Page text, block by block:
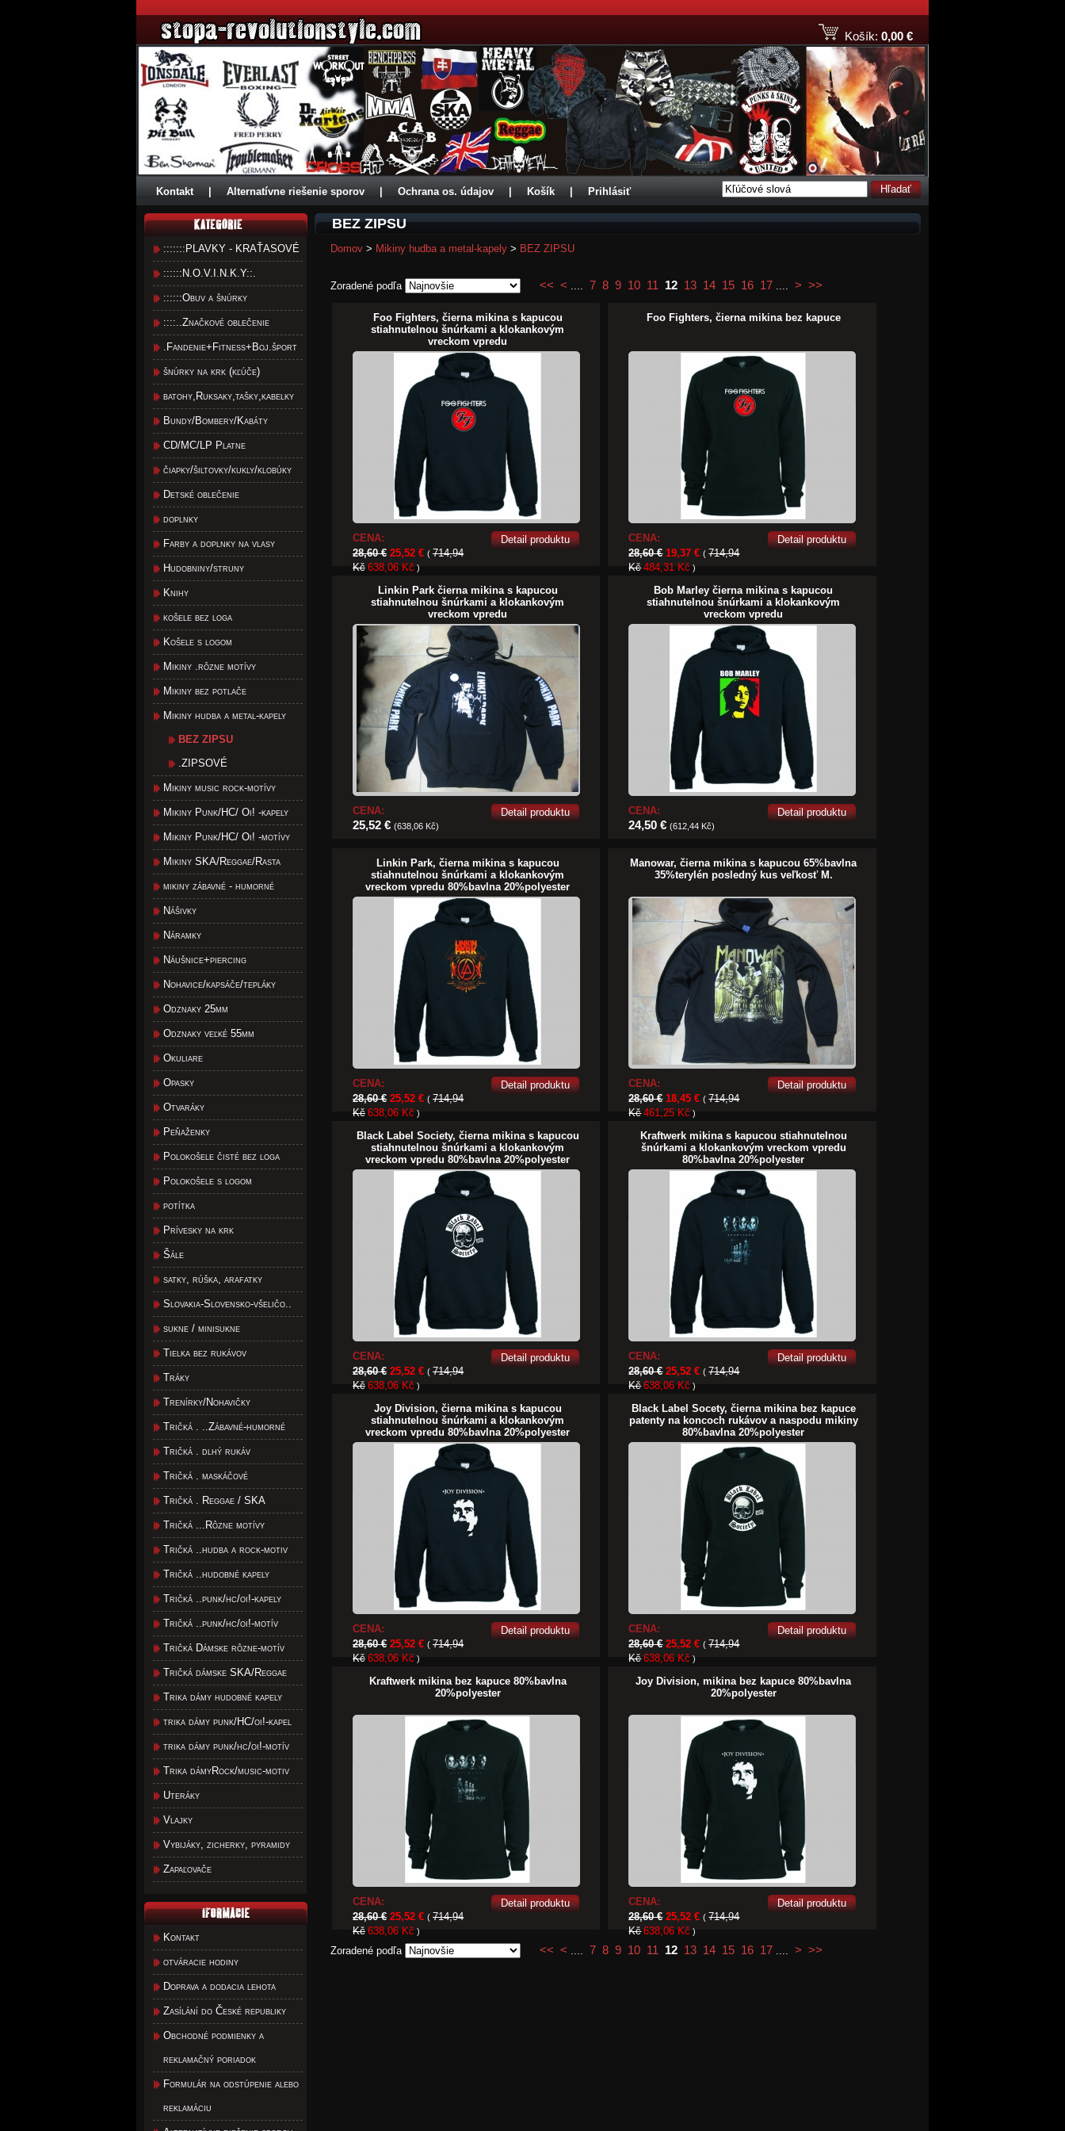
Košík: 0,00 €
Kontakt Alternatívne riešenie sporov Ochrana os. údajov Košík Prihlásiť Hľadať
:::::::PLAVKY - KRAŤASOVÉ
::::::N.O.V.I.N.K.Y::.
::::::Obuv a šnúrky
::::..Značkové oblečenie
.Fandenie+Fitness+Boj.šport
šnúrky na krk (kľúče)
batohy,Ruksaky,tašky,kabelky
Bundy/Bombery/Kabáty
CD/MC/LP Platne
čiapky/šiltovky/kukly/klobúky
Detské oblečenie
doplnky
Farby a doplnky na vlasy
Hudobniny/struny
Knihy
košele bez loga
Košele s logom
Mikiny .rôzne motívy
Mikiny bez potlače
Mikiny hudba a metal-kapely
BEZ ZIPSU
.ZIPSOVÉ
Mikiny music rock-motívy
Mikiny Punk/HC/ Oi! -kapely
Mikiny Punk/HC/ Oi! -motívy
Mikiny SKA/Reggae/Rasta
mikiny zábavné - humorné
Nášivky
Náramky
Náušnice+piercing
Nohavice/kapsáče/tepláky
Odznaky 25mm
Odznaky veľké 55mm
Okuliare
Opasky
Otvaráky
Peňaženky
Polokošele čisté bez loga
Polokošele s logom
potítka
Prívesky na krk
Šále
satky, rúška, arafatky
Slovakia-Slovensko-všeličo..
sukne / minisukne
Tielka bez rukávov
Tráky
Trenírky/Nohavičky
Tričká . ..Zábavné-humorné
Tričká . dlhý rukáv
Tričká . maskáčové
Tričká . Reggae / SKA
Tričká ...Rôzne motívy
Tričká ..hudba a rock-motiv
Tričká ..hudobné kapely
Tričká ..punk/hc/oi!-kapely
Tričká ..punk/hc/oi!-motív
Tričká Dámske rôzne-motív
Tričká dámske SKA/Reggae
Trika dámy hudobné kapely
trika dámy punk/HC/oi!-kapel
trika dámy punk/hc/oi!-motív
Trika dámyRock/music-motiv
Uteráky
Vlajky
Vybijáky, zicherky, pyramidy
Zapaľovače
Kontakt
otváracie hodiny
Doprava a dodacia lehota
Zasílání do České republiky
Obchodné podmienky a
reklamačný poriadok
Formulár na odstúpenie alebo
reklamáciu
BEZ ZIPSU
Domov > Mikiny hudba a metal-kapely > BEZ ZIPSU
Zoradené podľa << < .... 7 8 9 10 11 12 13 14 15 16 17 .... > >>
Foo Fighters, čierna mikina s kapucou
stiahnutelnou šnúrkami a klokankovým
vreckom vpredu
CENA:
28,60 € 25,52 € ( 714,94
Kč 638,06 Kč )
Detail produktu
Foo Fighters, čierna mikina bez kapuce
CENA:
28,60 € 19,37 € (714,94
Kč 484,31 Kč )
Detail produktu
Linkin Park čierna mikina s kapucou
stiahnutelnou šnúrkami a klokankovým
vreckom vpredu
CENA:
25,52 € (638,06 Kč)
Detail produktu
Bob Marley čierna mikina s kapucou
stiahnutelnou šnúrkami a klokankovým
vreckom vpredu
CENA:
24,50 €(612,44 Kč)
Detail produktu
Linkin Park, čierna mikina s kapucou
stiahnutelnou šnúrkami a klokankovým
vreckom vpredu 80%bavlna 20%polyester
CENA:
28,60 € 25,52 € ( 714,94
Kč 638,06 Kč )
Detail produktu
Manowar, čierna mikina s kapucou 65%bavlna
35%terylén posledný kus veľkosť M.
CENA:
28,60 € 18,45 € (714,94
Kč 461,25 Kč )
Detail produktu
Black Label Society, čierna mikina s kapucou
stiahnutelnou šnúrkami a klokankovým
vreckom vpredu 80%bavlna 20%polyester
CENA:
28,60 € 25,52 € ( 714,94
Kč 638,06 Kč )
Detail produktu
Kraftwerk mikina s kapucou stiahnutelnou
šnúrkami a klokankovým vreckom vpredu
80%bavlna 20%polyester
CENA:
28,60 € 25,52 € (714,94
Kč 638,06 Kč )
Detail produktu
Joy Division, čierna mikina s kapucou
stiahnutelnou šnúrkami a klokankovým
vreckom vpredu 80%bavlna 20%polyester
CENA:
28,60 € 25,52 € ( 714,94
Kč 638,06 Kč )
Detail produktu
Black Label Socety, čierna mikina bez kapuce
patenty na koncoch rukávov a naspodu mikiny
80%bavlna 20%polyester
CENA:
28,60 € 25,52 € (714,94
Kč 638,06 Kč )
Detail produktu
Kraftwerk mikina bez kapuce 80%bavlna
20%polyester
CENA:
28,60 € 25,52 € ( 714,94
Kč 638,06 Kč )
Detail produktu
Joy Division, mikina bez kapuce 80%bavlna
20%polyester
CENA:
28,60 € 25,52 € (714,94
Kč 638,06 Kč )
Detail produktu
Zoradené podľa << < .... 7 8 9 10 11 12 13 14 15 16 17 .... > >>